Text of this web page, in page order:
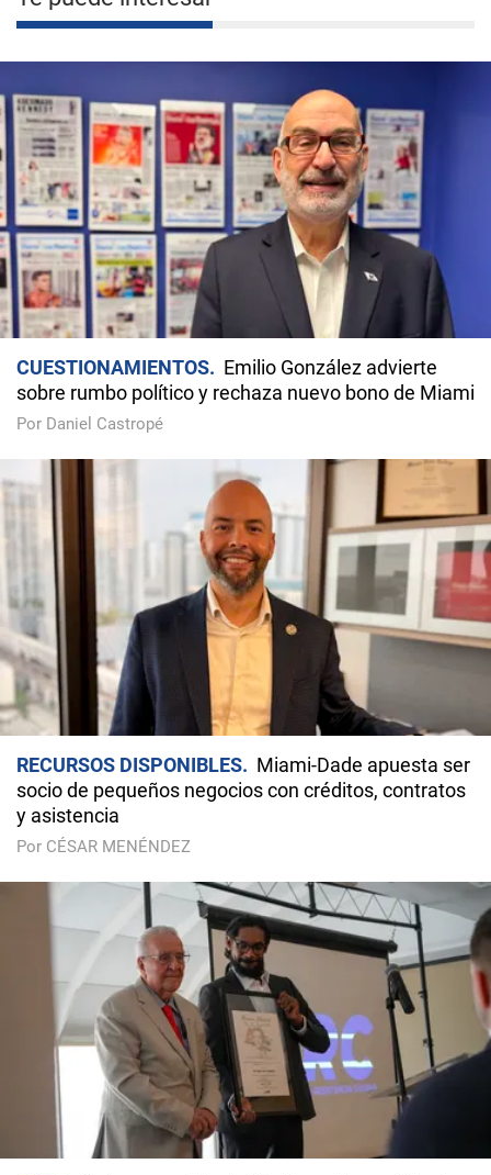
CUESTIONAMIENTOS
Emilio González advierte
sobre rumbo político y rechaza nuevo bono de Miami
Por Daniel Castropé
RECURSOS DISPONIBLES
Miami-Dade apuesta ser
socio de pequeños negocios con créditos, contratos
y asistencia
Por CÉSAR MENÉNDEZ